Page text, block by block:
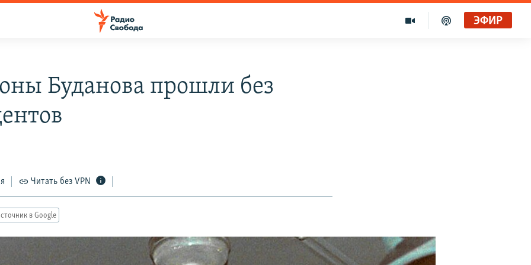
ЭФИР
Буданова прошли без
Читать без VPN
в Google